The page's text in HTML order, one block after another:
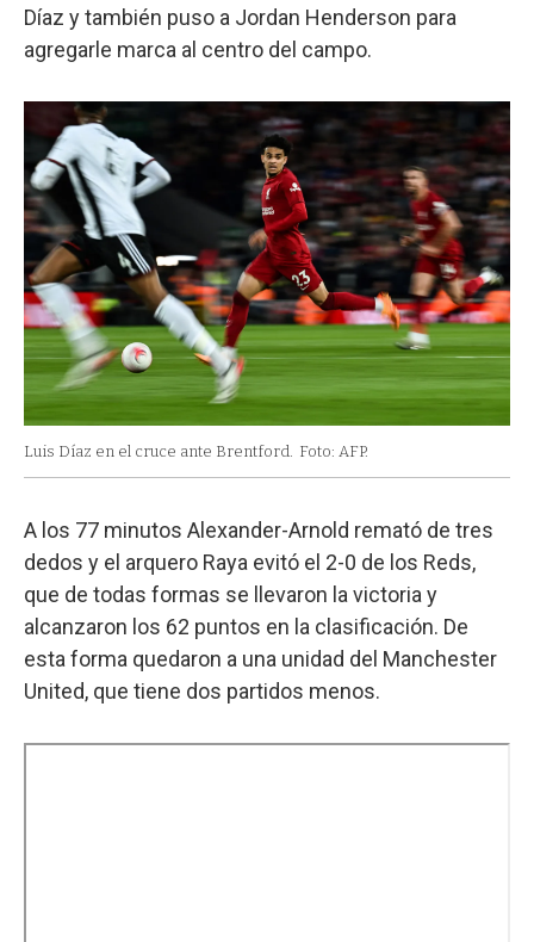
Díaz y también puso a Jordan Henderson para
agregarle marca al centro del campo.
Luis Díaz en el cruce ante Brentford. Foto: AFP.
A los 77 minutos Alexander-Arnold remató de tres
dedos y el arquero Raya evitó el 2-0 de los Reds,
que de todas formas se llevaron la victoria y
alcanzaron los 62 puntos en la clasificación. De
esta forma quedaron a una unidad del Manchester
United, que tiene dos partidos menos.